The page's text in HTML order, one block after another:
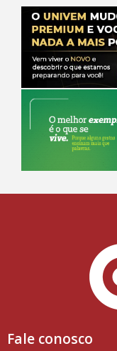
Fale conosco